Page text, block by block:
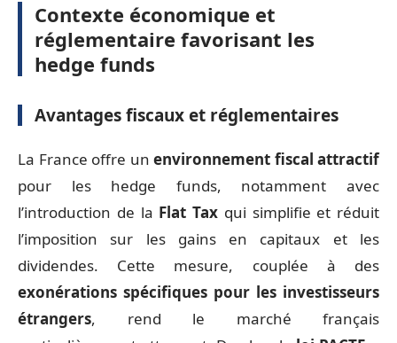
Contexte économique et
réglementaire favorisant les
hedge funds
Avantages fiscaux et réglementaires
La France offre un environnement fiscal attractif
pour les hedge funds, notamment avec
l’introduction de la Flat Tax qui simplifie et réduit
l’imposition sur les gains en capitaux et les
dividendes. Cette mesure, couplée à des
exonérations spécifiques pour les investisseurs
étrangers, rend le marché français